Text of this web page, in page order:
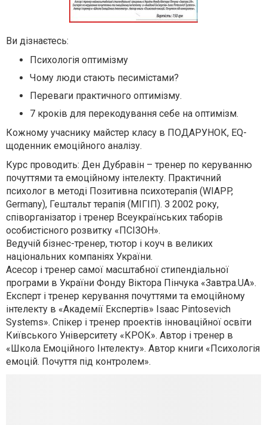
Ви дізнаєтесь:
Психологія оптимізму
Чому люди стають песимістами?
Переваги практичного оптимізму.
7 кроків для перекодування себе на оптимізм.
Кожному учаснику майстер класу в ПОДАРУНОК, EQ-
щоденник емоційного аналізу.
Курс проводить: Ден Дубравін – тренер по керуванню
почуттями та емоційному інтелекту. Практичний
психолог в методі Позитивна психотерапія (WIAPP,
Germany), Гештальт терапія (МІГІП). З 2002 року,
співорганізатор і тренер Всеукраїнських таборів
особистісного розвитку «ПСІЗОН».
Ведучій бізнес-тренер, тютор і коуч в великих
національних компаніях України.
Асесор і тренер самої масштабної стипендіальної
програми в України Фонду Віктора Пінчука «Завтра.UA».
Експерт і тренер керування почуттями та емоційному
інтелекту в «Академії Експертів» Isaac Pintosevich
Systems». Спікер і тренер проектів інноваційної освіти
Київського Університету «КРОК». Автор і тренер в
«Школа Емоційного Інтелекту». Автор книги «Психологія
емоцій. Почуття під контролем».